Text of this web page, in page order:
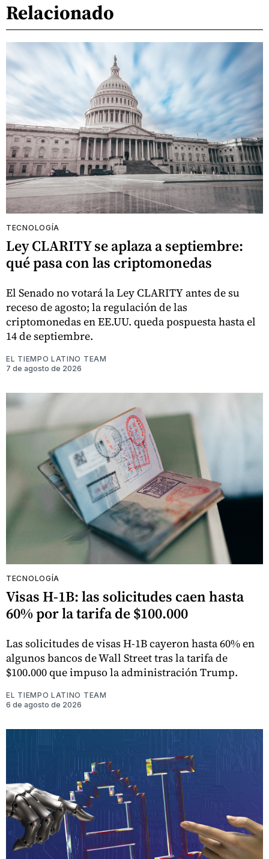
Relacionado
TECNOLOGÍA
Ley CLARITY se aplaza a septiembre:
qué pasa con las criptomonedas
El Senado no votará la Ley CLARITY antes de su
receso de agosto; la regulación de las
criptomonedas en EE.UU. queda pospuesta hasta el
14 de septiembre.
EL TIEMPO LATINO TEAM
7 de agosto de 2026
TECNOLOGÍA
Visas H-1B: las solicitudes caen hasta
60% por la tarifa de $100.000
Las solicitudes de visas H-1B cayeron hasta 60% en
algunos bancos de Wall Street tras la tarifa de
$100.000 que impuso la administración Trump.
EL TIEMPO LATINO TEAM
6 de agosto de 2026